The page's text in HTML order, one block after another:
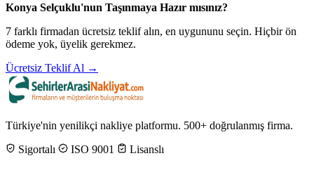
Konya Selçuklu'nun Taşınmaya Hazır mısınız?
7 farklı firmadan ücretsiz teklif alın, en uygununu seçin. Hiçbir ön
ödeme yok, üyelik gerekmez.
Ücretsiz Teklif Al →
Türkiye'nin yenilikçi nakliye platformu. 500+ doğrulanmış firma.
Sigortalı
ISO 9001 Lisanslı